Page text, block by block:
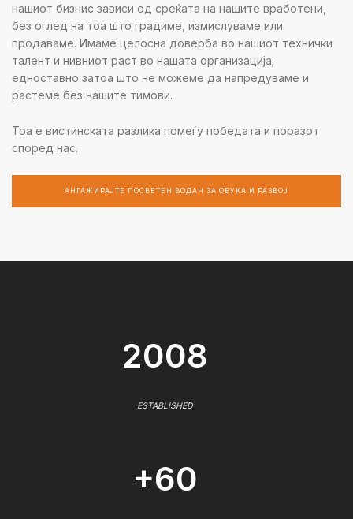
нашиот бизнис зависи од среќата на нашите вработени,
без оглед на тоа што градиме, измислуваме или
продаваме. Имаме целосна доверба во нашиот технички
талент и нивниот раст во нашата организација;
едноставно затоа што не можеме да напредуваме и
растеме без нашите тимови.
Тоа е вистинската разлика помеѓу победата и поразот
според нас.
АНГАЖИРАЈТЕ ПОСВЕТЕН ВОДАЧ ЗА ОБУКА И РАЗВОЈ
2008
ESTABLISHED
+60